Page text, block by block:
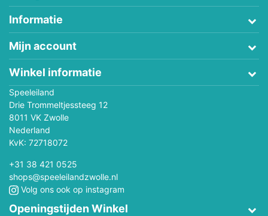
Informatie
Mijn account
Winkel informatie
Speeleiland
Drie Trommeltjessteeg 12
8011 VK Zwolle
Nederland
KvK: 72718072
+31 38 421 0525
shops@speeleilandzwolle.nl
Volg ons ook op instagram
Openingstijden Winkel